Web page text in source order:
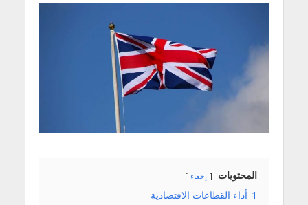
المحتويات إخفاء
1 أداء القطاعات الاقتصادية